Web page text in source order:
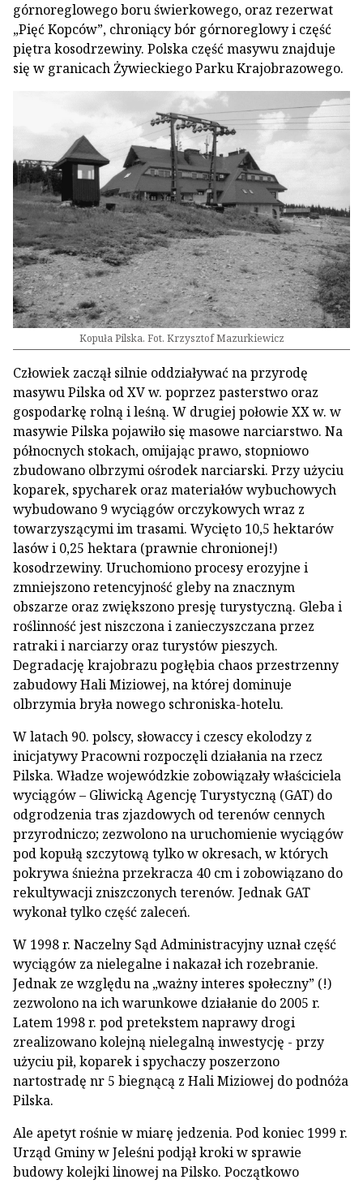
górnoreglowego boru świerkowego, oraz rezerwat
„Pięć Kopców”, chroniący bór górnoreglowy i część
piętra kosodrzewiny. Polska część masywu znajduje
się w granicach Żywieckiego Parku Krajobrazowego.
Kopuła Pilska. Fot. Krzysztof Mazurkiewicz
Człowiek zaczął silnie oddziaływać na przyrodę
masywu Pilska od XV w. poprzez pasterstwo oraz
gospodarkę rolną i leśną. W drugiej połowie XX w. w
masywie Pilska pojawiło się masowe narciarstwo. Na
północnych stokach, omijając prawo, stopniowo
zbudowano olbrzymi ośrodek narciarski. Przy użyciu
koparek, spycharek oraz materiałów wybuchowych
wybudowano 9 wyciągów orczykowych wraz z
towarzyszącymi im trasami. Wycięto 10,5 hektarów
lasów i 0,25 hektara (prawnie chronionej!)
kosodrzewiny. Uruchomiono procesy erozyjne i
zmniejszono retencyjność gleby na znacznym
obszarze oraz zwiększono presję turystyczną. Gleba i
roślinność jest niszczona i zanieczyszczana przez
ratraki i narciarzy oraz turystów pieszych.
Degradację krajobrazu pogłębia chaos przestrzenny
zabudowy Hali Miziowej, na której dominuje
olbrzymia bryła nowego schroniska-hotelu.
W latach 90. polscy, słowaccy i czescy ekolodzy z
inicjatywy Pracowni rozpoczęli działania na rzecz
Pilska. Władze wojewódzkie zobowiązały właściciela
wyciągów – Gliwicką Agencję Turystyczną (GAT) do
odgrodzenia tras zjazdowych od terenów cennych
przyrodniczo; zezwolono na uruchomienie wyciągów
pod kopułą szczytową tylko w okresach, w których
pokrywa śnieżna przekracza 40 cm i zobowiązano do
rekultywacji zniszczonych terenów. Jednak GAT
wykonał tylko część zaleceń.
W 1998 r. Naczelny Sąd Administracyjny uznał część
wyciągów za nielegalne i nakazał ich rozebranie.
Jednak ze względu na „ważny interes społeczny” (!)
zezwolono na ich warunkowe działanie do 2005 r.
Latem 1998 r. pod pretekstem naprawy drogi
zrealizowano kolejną nielegalną inwestycję - przy
użyciu pił, koparek i spychaczy poszerzono
nartostradę nr 5 biegnącą z Hali Miziowej do podnóża
Pilska.
Ale apetyt rośnie w miarę jedzenia. Pod koniec 1999 r.
Urząd Gminy w Jeleśni podjął kroki w sprawie
budowy kolejki linowej na Pilsko. Początkowo